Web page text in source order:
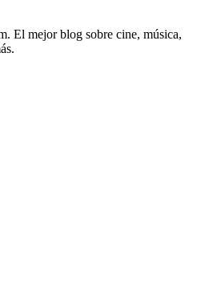
El mejor blog sobre cine, música,